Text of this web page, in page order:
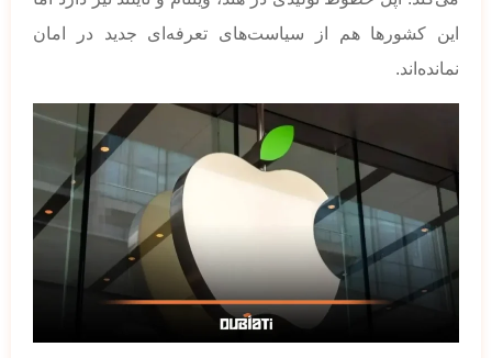
این کشورها هم از سیاست‌های تعرفه‌ای جدید در امان
نمانده‌اند.